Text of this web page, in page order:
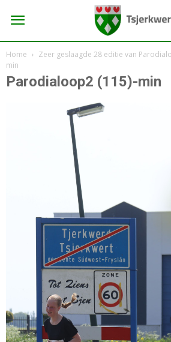
Home Zeer geslaagde 28 editie van
min
Parodialoop2 (115)-min